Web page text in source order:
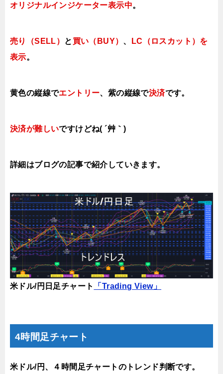
オリジナルインジケーター表示中。
売り（SELL） と 買い（BUY） 、
LC（ロスカット）を
表示。
黄色の縦線でエントリー、紫の縦線で決済です。
決済が難しいですけどね( ´艸｀)
詳細はブログの記事で紹介していきます。
米ドル/円日足チャート 「Trading View」
4時間足チャート
米ドル/円、４時間足チャートのトレンド判断です。